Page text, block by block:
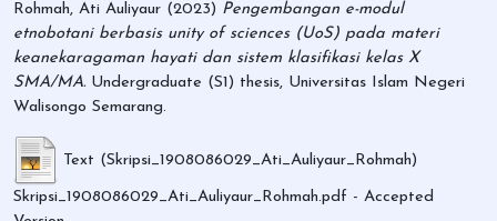
Rohmah, Ati Auliyaur (2023) Pengembangan e-modul
etnobotani berbasis unity of sciences (UoS) pada materi
keanekaragaman hayati dan sistem klasifikasi kelas X
SMA/MA. Undergraduate (S1) thesis, Universitas Islam Negeri
Walisongo Semarang.
Text (Skripsi_1908086029_Ati_Auliyaur_Rohmah)
Skripsi_1908086029_Ati_Auliyaur_Rohmah.pdf - Accepted